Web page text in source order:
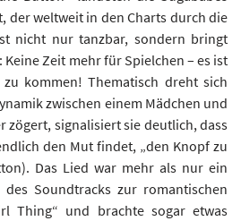
der weltweit in den Charts durch die
nicht nur tanzbar, sondern bringt
Keine Zeit mehr für Spielchen – es ist
kommen! Thematisch dreht sich
zwischen einem Mädchen und
zögert, signalisiert sie deutlich, dass
den Mut findet, „den Knopf zu
Das Lied war mehr als nur ein
Soundtracks zur romantischen
Thing“ und brachte sogar etwas